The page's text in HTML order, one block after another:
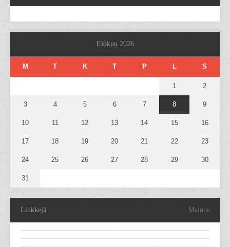
Elokuu 2026
M T K T P L S
1 2
3 4 5 6 7 8 9
10 11 12 13 14 15 16
17 18 19 20 21 22 23
24 25 26 27 28 29 30
31
Linkkejä Mainos